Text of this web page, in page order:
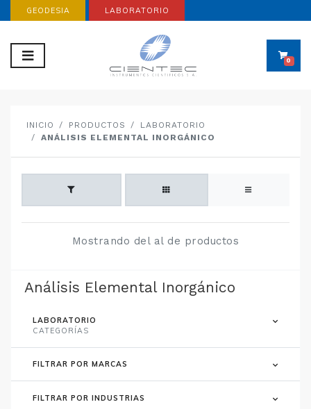
GEODESIA LABORATORIO
0
INICIO PRODUCTOS
LABORATORIO
ANÁLISIS ELEMENTAL INORGÁNICO
Mostrando del al de productos
Análisis Elemental Inorgánico
LABORATORIO
CATEGORÍAS
FILTRAR POR MARCAS
FILTRAR POR INDUSTRIAS